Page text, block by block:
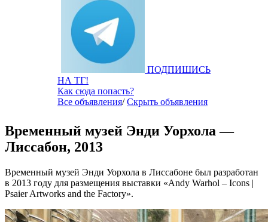
ПОДПИШИСЬ
НА ТГ!
Как сюда попасть?
Все объявления/Скрыть объявления
Временный музей Энди Уорхола —
Лиссабон, 2013
Временный музей Энди Уорхола в Лиссабоне был разработан
в 2013 году для размещения выставки «Andy Warhol – Icons |
Psaier Artworks and the Factory».